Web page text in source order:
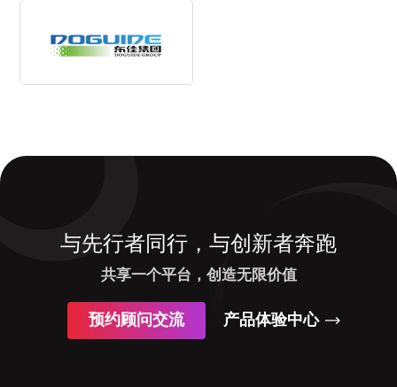
与先行者同行，与创新者奔跑
共享一个平台，创造无限价值
预约顾问交流 产品体验中心